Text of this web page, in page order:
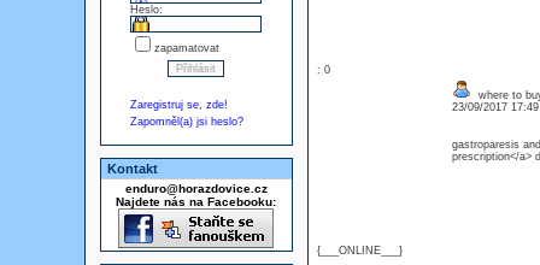
Heslo:
zapamatovat
Zaregistruj se, zde!
Zapomněl(a) jsi heslo?
Kontakt
enduro@horazdovice.cz
Najdete nás na Facebooku:
: 0
{___ONLINE___}
where to
23/09/2017
gastroparesis
prescription</a>